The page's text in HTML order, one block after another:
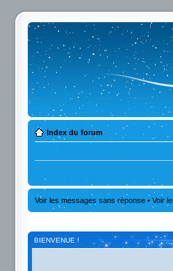
Index du forum
Voir les messages sans réponse • Voir
BIENVENUE !